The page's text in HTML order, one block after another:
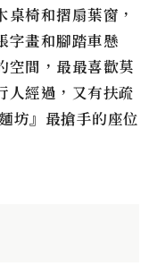
椅和摺扇葉窗，
字畫和腳踏車懸
空間，最最喜歡莫
人經過，又有扶疏
坊』最搶手的座位